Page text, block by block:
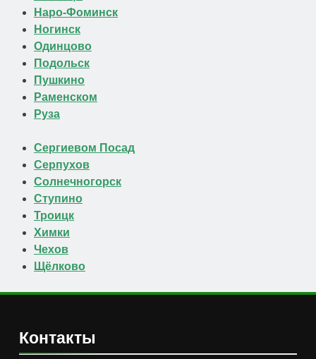
Наро-Фоминск
Ногинск
Одинцово
Подольск
Пушкино
Раменском
Руза
Сергиевом Посад
Серпухов
Солнечногорск
Ступино
Троицк
Химки
Чехов
Щёлково
Контакты